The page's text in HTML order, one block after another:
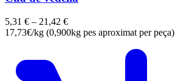
5,31 € – 21,42 €
17,73€/kg (0,900kg pes aproximat per peça)